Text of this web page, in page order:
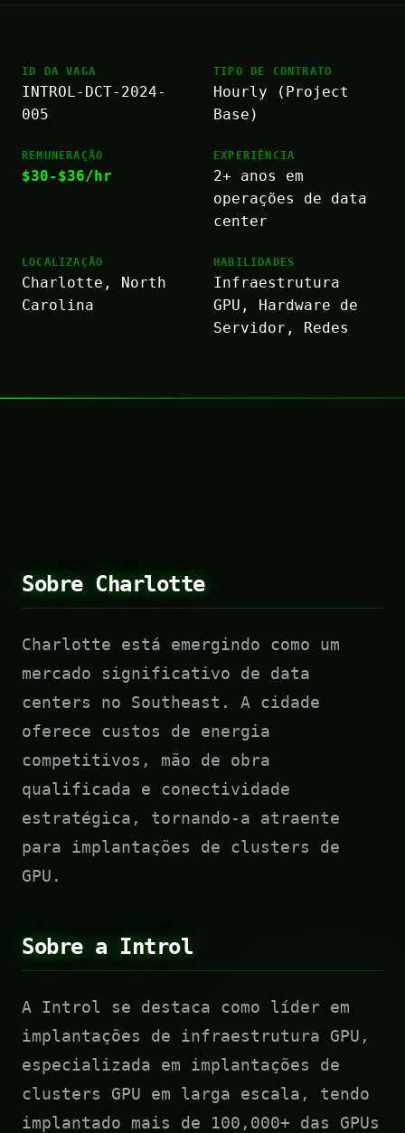
ID DA VAGA
INTROL-DCT-2024-
005
TIPO DE CONTRATO
Hourly (Project
Base)
REMUNERAÇÃO
$30-$36/hr
EXPERIÊNCIA
2+ anos em
operações de data
center
LOCALIZAÇÃO
Charlotte, North
Carolina
HABILIDADES
Infraestrutura
GPU, Hardware de
Servidor, Redes
Sobre Charlotte
Charlotte está emergindo como um
mercado significativo de data
centers no Southeast. A cidade
oferece custos de energia
competitivos, mão de obra
qualificada e conectividade
estratégica, tornando-a atraente
para implantações de clusters de
GPU.
Sobre a Introl
A Introl se destaca como líder em
implantações de infraestrutura GPU,
especializada em implantações de
clusters GPU em larga escala, tendo
implantado mais de 100,000+ das GPUs